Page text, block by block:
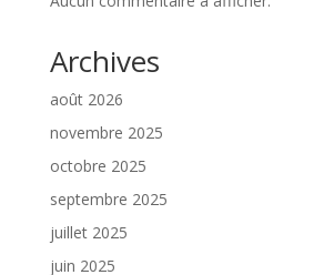
Archives
août 2026
novembre 2025
octobre 2025
septembre 2025
juillet 2025
juin 2025